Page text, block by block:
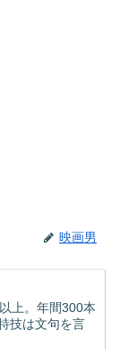
映画男
上。年間300本
技は文句を言